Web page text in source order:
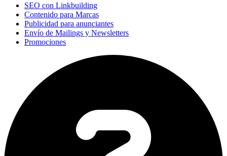
SEO con Linkbuilding
Contenido para Marcas
Publicidad para anunciantes
Envío de Mailings y Newsletters
Promociones